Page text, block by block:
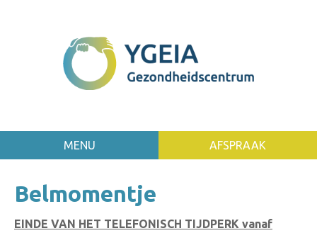
MENU AFSPRAAK
Belmomentje
EINDE VAN HET TELEFONISCH TIJDPERK vanaf